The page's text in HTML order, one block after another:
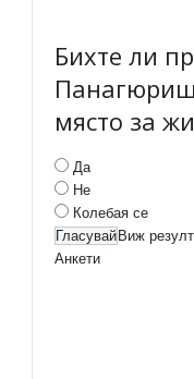
Бихте ли
място за
Да
Не
Колебая се
Виж
Анкети